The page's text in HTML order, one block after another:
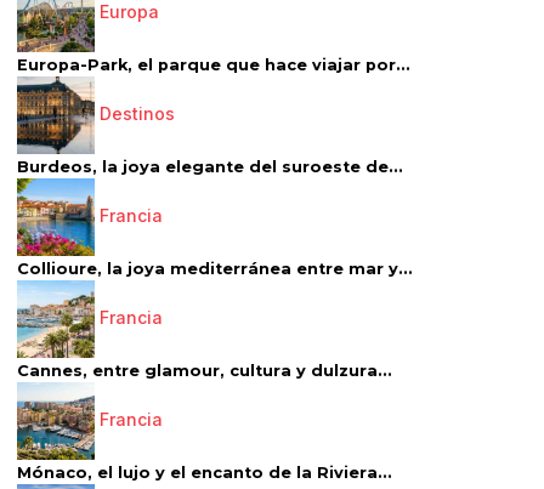
Europa
Europa-Park, el parque que hace viajar por...
Destinos
Burdeos, la joya elegante del suroeste de...
Francia
Collioure, la joya mediterránea entre mar y...
Francia
Cannes, entre glamour, cultura y dulzura...
Francia
Mónaco, el lujo y el encanto de la Riviera...